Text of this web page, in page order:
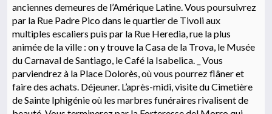
anciennes demeures de l’Amérique Latine. Vous poursuivrez
par la Rue Padre Pico dans le quartier de Tivoli aux
multiples escaliers puis par la Rue Heredia, rue la plus
animée de la ville : on y trouve la Casa de la Trova, le Musée
du Carnaval de Santiago, le Café la Isabelica. _ Vous
parviendrez à la Place Dolorès, où vous pourrez flâner et
faire des achats. Déjeuner. L’après-midi, visite du Cimetière
de Sainte Iphigénie où les marbres funéraires rivalisent de